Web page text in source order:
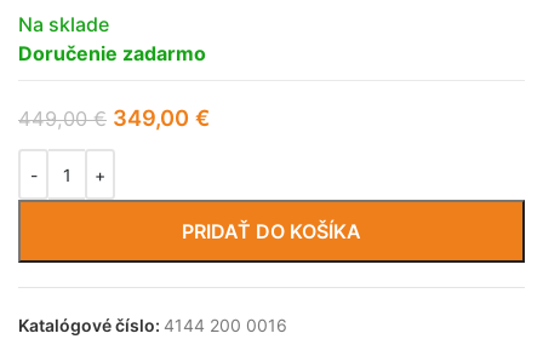
Na sklade
Doručenie zadarmo
449,00€ 349,00 €
PRIDAŤ DO KOŠÍKA
Katalógové číslo: 4144 200 0016